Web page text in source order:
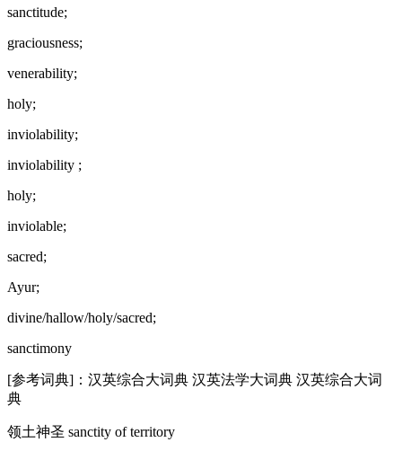
sanctitude;
graciousness;
venerability;
holy;
inviolability;
inviolability ;
holy;
inviolable;
sacred;
Ayur;
divine/hallow/holy/sacred;
sanctimony
[参考词典]：汉英综合大词典 汉英法学大词典 汉英综合大词
典
领土神圣 sanctity of territory